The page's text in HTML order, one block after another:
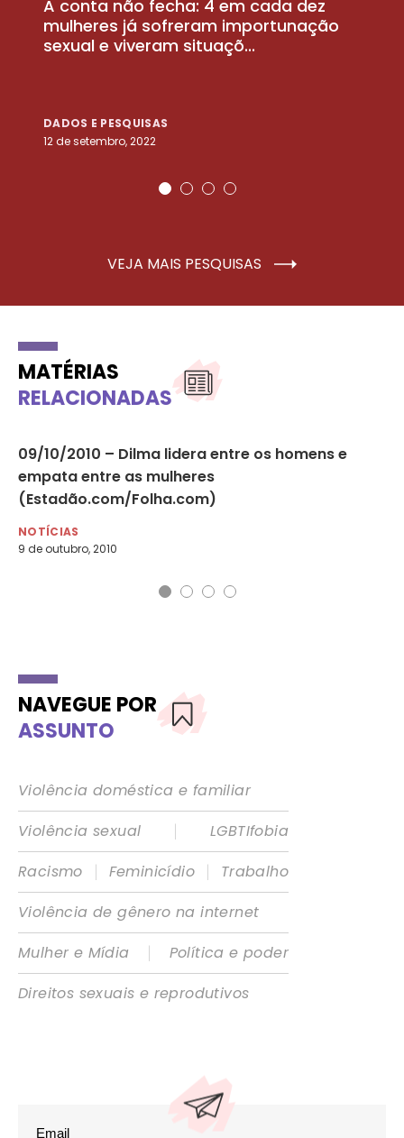
A conta não fecha: 4 em cada dez
mulheres já sofreram importunação
sexual e viveram situaçõ...
DADOS E PESQUISAS
12 de setembro, 2022
VEJA MAIS PESQUISAS
MATÉRIAS
RELACIONADAS
09/10/2010 – Dilma lidera entre os homens e
empata entre as mulheres
(Estadão.com/Folha.com)
NOTÍCIAS
9 de outubro, 2010
NAVEGUE POR
ASSUNTO
Violência doméstica e familiar
Violência sexual
|
LGBTIfobia
Racismo
| Feminicídio |
Trabalho
Violência de gênero na internet
Mulher e Mídia
|
Política e poder
Direitos sexuais e reprodutivos